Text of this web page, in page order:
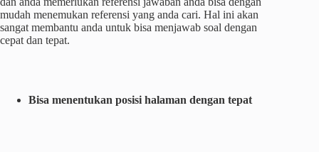
mudah menemukan referensi yang anda cari. Hal ini akan
sangat membantu anda untuk bisa menjawab soal dengan
cepat dan tepat.
Bisa menentukan posisi halaman dengan tepat